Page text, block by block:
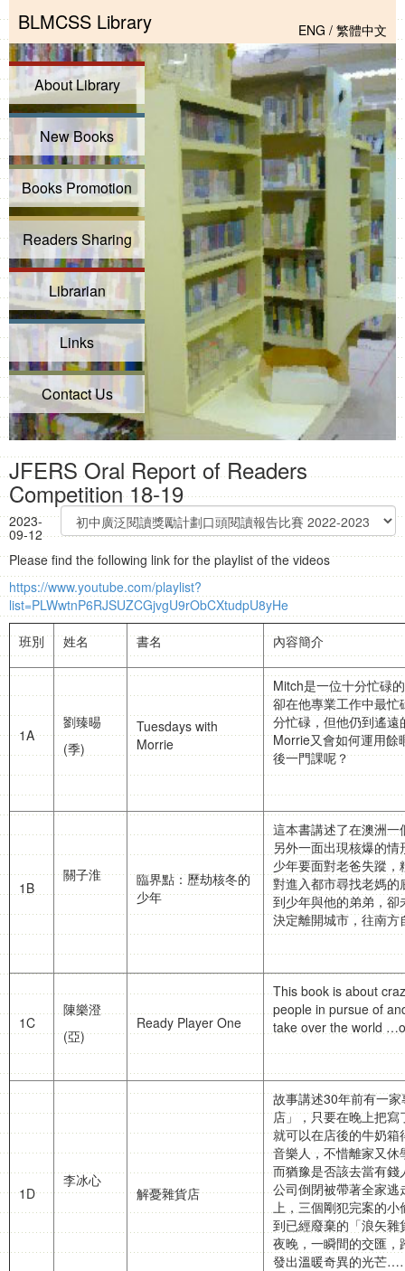
BLMCSS Library ENG / 繁體中文
About Library
New Books
Books Promotion
Readers Sharing
Librarian
Links
Contact Us
JFERS Oral Report of Readers
Competition 18-19
2023-
09-12
Please find the following link for the playlist of the videos
https://www.youtube.com/playlist?
list=PLWwtnP6RJSUZCGjvgU9rObCXtudpU8yHe
班別
姓名 書名 內容簡介
1A
劉臻晹
(季)
Tuesdays with
Morrie
Mitch是一位十分忙碌
卻在他專業工作中最
分忙碌，但他仍到遙
Morrie又會如何運用餘
後一門課呢？
1B
關子淮
臨界點：歷劫核冬的
少年
這本書講述了在澳洲
另外一面出現核爆的
少年要面對老爸失蹤
對進入都市尋找老媽
到少年與他的弟弟，
決定離開城市，往南
1C
陳樂澄
(亞)
Ready Player One
This book is about
people in pursue of
take over the world
1D
李冰心
解憂雜貨店
故事講述30年前有一
店」，只要在晚上把
就可以在店後的牛奶
音樂人，不惜離家又
而猶豫是否該去當有
公司倒閉被帶著全家
上，三個剛犯完案的
到已經廢棄的「浪矢
夜晚，一瞬間的交匯
發出溫暖奇異的光芒